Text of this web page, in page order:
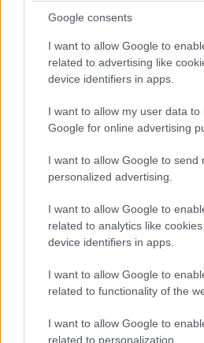
Google consents
I want to allow Google to
related to advertising like
device identifiers in apps.
I want to allow my user data to
Google for online advertising
I want to allow Google to send
personalized advertising.
I want to allow Google to
related to analytics like
device identifiers in apps.
I want to allow Google to
related to functionality of the
I want to allow Google to
related to personalization.